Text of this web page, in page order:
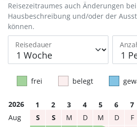
Reisedauer
Reisezeitraumes auch Änderungen
Hausbeschreibung und/oder der
können.
frei belegt
2026 1 2 3 4 5 6 7
S
S M D M D F